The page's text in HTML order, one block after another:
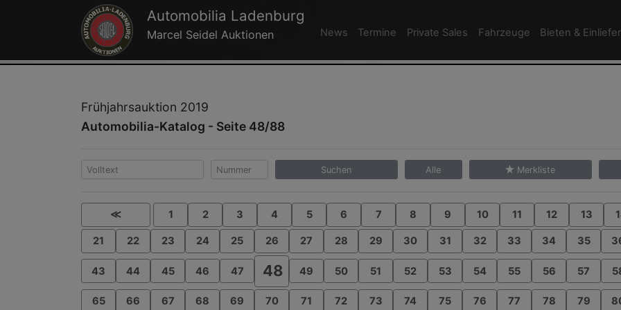
Automobilia Ladenburg
Marcel Seidel Auktionen News Termine Private Sales Fahrzeuge Bieten &
Frühjahrsauktion 2019
Automobilia-Katalog - Seite 48/88
Suchen Alle Merkliste
≪ 1 2 3 4 5 6 7 8 9 10 11 12 13
21 22 23 24 25 26 27 28 29 30 31 32 33 34 35
43 44 45 46 47 48 49 50 51 52 53 54 55 56 57
65 66 67 68 69 70 71 72 73 74 75 76 77 78 79